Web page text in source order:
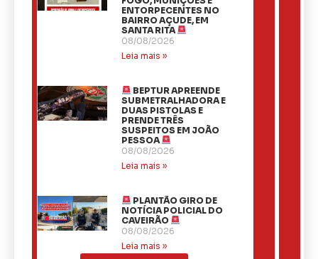
ENTORPECENTES NO
BAIRRO AÇUDE, EM
SANTA RITA
08/08/2026
Leia mais »
BEPTUR APREENDE
SUBMETRALHADORA E
DUAS PISTOLAS E
PRENDE TRÊS
SUSPEITOS EM JOÃO
PESSOA
08/08/2026
Leia mais »
PLANTÃO GIRO DE
NOTÍCIA POLICIAL DO
CAVEIRÃO
08/08/2026
Leia mais »